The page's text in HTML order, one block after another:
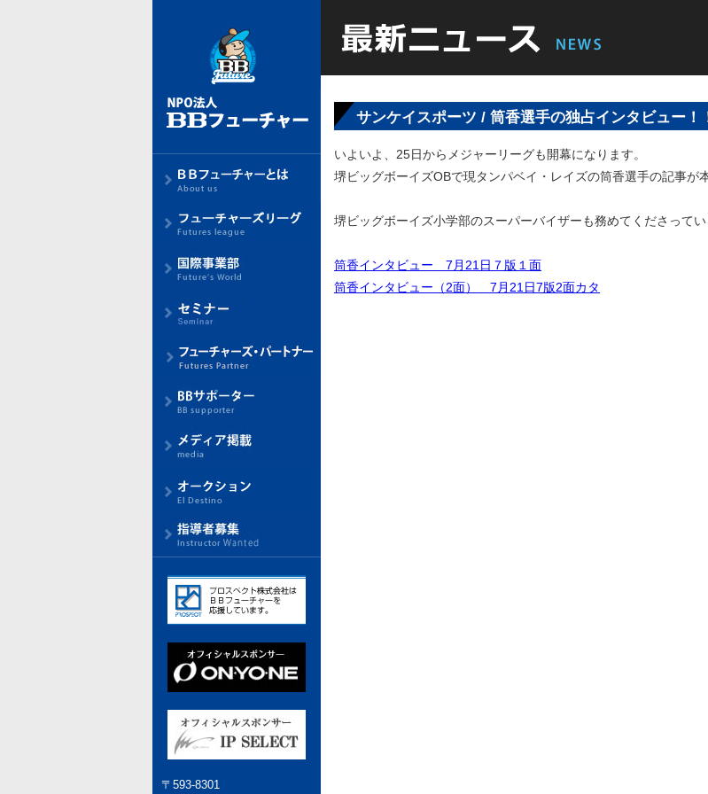
サンケイスポーツ / 筒香選手の独占インタビュー！
いよいよ、25日からメジャーリーグも開幕になります。
堺ビッグボーイズOBで現タンパベイ・レイズの筒香選手の記事が
堺ビッグボーイズ小学部のスーパーバイザーも務めてくださって
筒香インタビュー 7月21日７版１面
筒香インタビュー（2面） 7月21日7版2面カタ
〒593-8301